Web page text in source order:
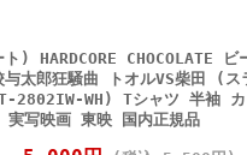
) HARDCORE CHOCOLATE ビ
与太郎狂騒曲 トオルVS柴田 (ス
2802IW-WH) Tシャツ 半袖 カ
写映画 東映 国内正規品